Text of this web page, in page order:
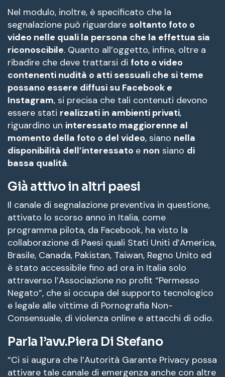
Nel modulo, inoltre, è specificato che la
segnalazione può riguardare soltanto foto o
video nelle quali la persona che la effettua sia
riconoscibile. Quanto all’oggetto, infine, oltre a
ribadire che deve trattarsi di foto o video
contenenti nudità o atti sessuali che si teme
possano essere diffusi su Facebook e
Instagram, si precisa che tali contenuti devono
essere stati realizzati in ambienti privati,
riguardino un interessato maggiorenne al
momento della foto o del video, siano nella
disponibilità dell’interessato e non siano di
bassa qualità.
Già attivo in altri paesi
Il canale di segnalazione preventiva in questione,
attivato lo scorso anno in Italia, come
programma pilota, da Facebook, ha visto la
collaborazione di Paesi quali Stati Uniti d’America,
Brasile, Canada, Pakistan, Taiwan, Regno Unito ed
è stato accessibile fino ad ora in Italia solo
attraverso l’Associazione no profit “Permesso
Negato”, che si occupa del supporto tecnologico
e legale alle vittime di Pornografia Non-
Consensuale, di violenza online e attacchi di odio.
Parla l’avv.Piera Di Stefano
“Ci si augura che l’Autorità Garante Privacy possa
attivare tale canale di emergenza anche con altre